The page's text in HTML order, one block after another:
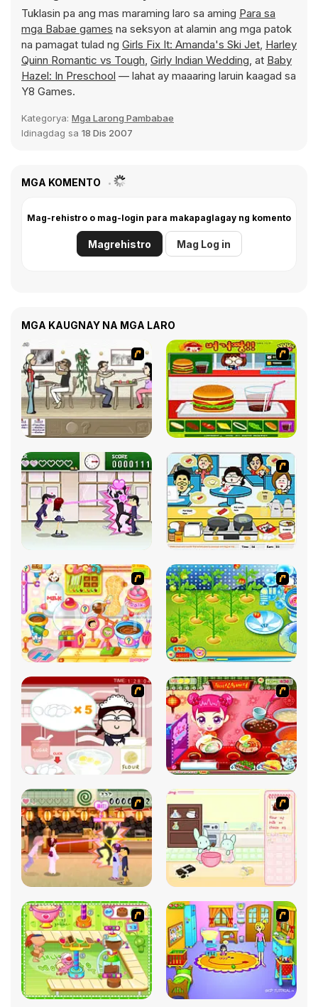
Tuklasin pa ang mas maraming laro sa aming Para sa
mga Babae games na seksyon at alamin ang mga patok
na pamagat tulad ng Girls Fix It: Amanda's Ski Jet, Harley
Quinn Romantic vs Tough, Girly Indian Wedding, at Baby
Hazel: In Preschool — lahat ay maaaring laruin kaagad sa
Y8 Games.
Kategorya: Mga Larong Pambabae
Idinagdag sa 18 Dis 2007
MGA KOMENTO
Mag-rehistro o mag-login para makapaglagay ng komento
Magrehistro Mag Log in
MGA KAUGNAY NA MGA LARO